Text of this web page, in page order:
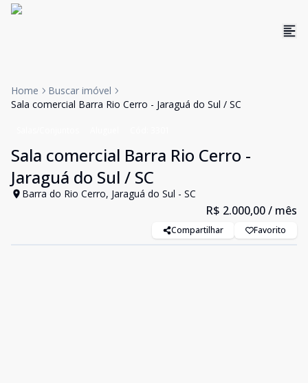
Home
Buscar imóvel
Sala comercial Barra Rio Cerro - Jaraguá do Sul / SC
Sala comercial Barra Rio Cerro -
Jaraguá do Sul / SC
Barra do Rio Cerro, Jaraguá do Sul - SC
R$ 2.000,00/ mês
Compartilhar Favorito